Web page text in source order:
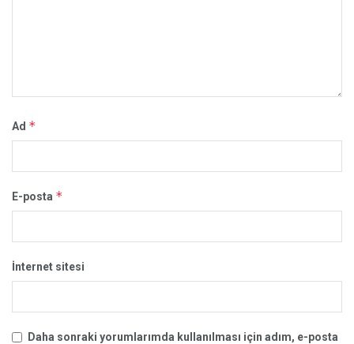
Ad *
E-posta *
İnternet sitesi
Daha sonraki yorumlarımda kullanılması için adım, e-posta